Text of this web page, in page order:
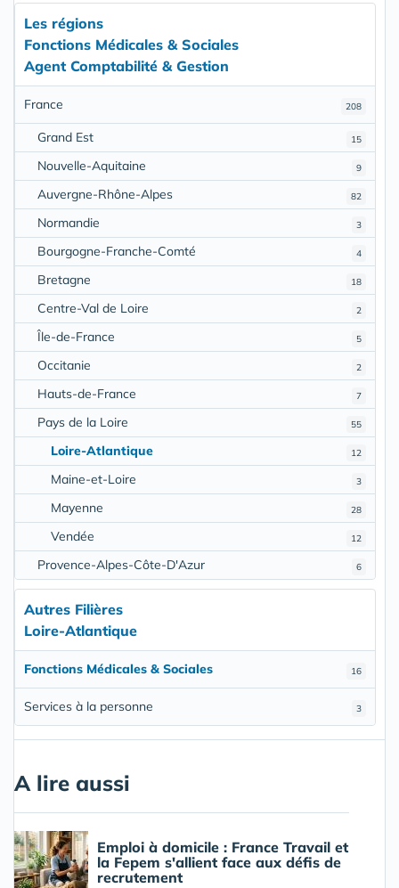
Les régions
Fonctions Médicales & Sociales
Agent Comptabilité & Gestion
208
France
15
Grand Est
9
Nouvelle-Aquitaine
82
Auvergne-Rhône-Alpes
3
Normandie
4
Bourgogne-Franche-Comté
18
Bretagne
2
Centre-Val de Loire
5
Île-de-France
2
Occitanie
7
Hauts-de-France
55
Pays de la Loire
12
Loire-Atlantique
3
Maine-et-Loire
28
Mayenne
12
Vendée
6
Provence-Alpes-Côte-D'Azur
Autres Filières
Loire-Atlantique
16
Fonctions Médicales & Sociales
3
Services à la personne
A lire aussi
Emploi à domicile : France Travail et
la Fepem s'allient face aux défis de
recrutement